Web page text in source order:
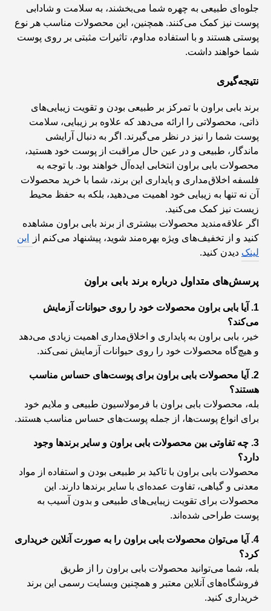
جلوه‌ای طبیعی به چهره شما می‌بخشند، به سلامت و شادابی
پوست نیز کمک می‌کنند. همچنین، این محصولات مناسب هر نوع
پوستی هستند و با استفاده مداوم، تاثیرات مثبتی بر روی پوست
شما خواهند داشت.
نتیجه‌گیری
برند بابی براون با تمرکز بر طبیعی بودن و تقویت زیبایی‌های
ذاتی، محصولاتی را ارائه می‌دهد که علاوه بر زیبایی، سلامت
پوست شما را نیز در نظر می‌گیرند. اگر به دنبال آرایشی
ماندگار، طبیعی و در عین حال مراقبت از پوست خود هستید،
محصولات بابی براون انتخابی ایده‌آل خواهند بود. با توجه به
فلسفه اخلاق‌مداری و پایداری این برند، شما با خرید محصولات
آن نه تنها به زیبایی خود اهمیت می‌دهید، بلکه به حفظ محیط
زیست نیز کمک می‌کنید.
اگر علاقه‌مندید محصولات بیشتری از برند بابی براون مشاهده
کنید و از تخفیف‌های ویژه بهره‌مند شوید، پیشنهاد می‌کنم از
این
لینک دیدن کنید.
پرسش‌های متداول درباره برند بابی براون
1. آیا بابی براون محصولات خود را روی حیوانات آزمایش
می‌کند؟
خیر، بابی براون به پایداری و اخلاق‌مداری اهمیت زیادی می‌دهد
و هیچ‌گاه محصولات خود را روی حیوانات آزمایش نمی‌کند.
2. آیا محصولات بابی براون برای پوست‌های حساس مناسب
هستند؟
بله، محصولات بابی براون با فرمولاسیون طبیعی و ملایم خود
برای انواع پوست‌ها، از جمله پوست‌های حساس مناسب هستند.
3. چه تفاوتی بین محصولات بابی براون و سایر برندها وجود
دارد؟
محصولات بابی براون با تاکید بر طبیعی بودن و استفاده از مواد
معدنی و گیاهی، تفاوت عمده‌ای با سایر برندها دارند. این
محصولات برای تقویت زیبایی‌های طبیعی و بدون آسیب به
پوست طراحی شده‌اند.
4. آیا می‌توان محصولات بابی براون را به صورت آنلاین خریداری
کرد؟
بله، شما می‌توانید محصولات بابی براون را از طریق
فروشگاه‌های آنلاین معتبر و همچنین وبسایت رسمی این برند
خریداری کنید.